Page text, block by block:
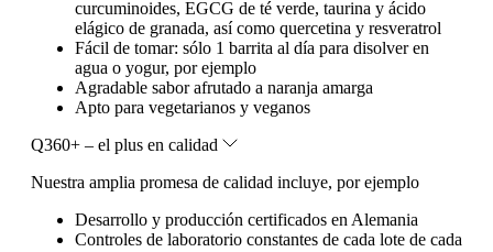
curcuminoides, EGCG de té verde, taurina y ácido
elágico de granada, así como quercetina y resveratrol
Fácil de tomar: sólo 1 barrita al día para disolver en
agua o yogur, por ejemplo
Agradable sabor afrutado a naranja amarga
Apto para vegetarianos y veganos
Q360+ – el plus en calidad
Nuestra amplia promesa de calidad incluye, por ejemplo
Desarrollo y producción certificados en Alemania
Controles de laboratorio constantes de cada lote de cada